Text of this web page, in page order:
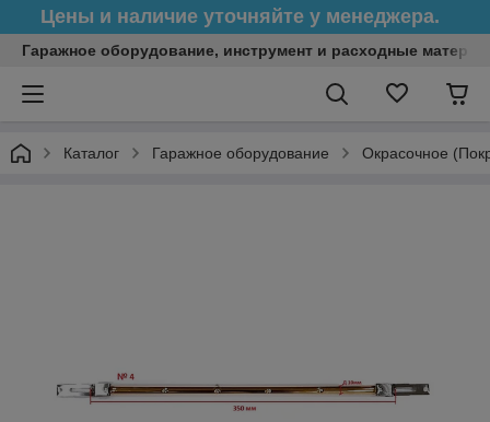
Цены и наличие уточняйте у менеджера.
Гаражное оборудование, инструмент и расходные
Каталог Гаражное оборудование Окрасочное